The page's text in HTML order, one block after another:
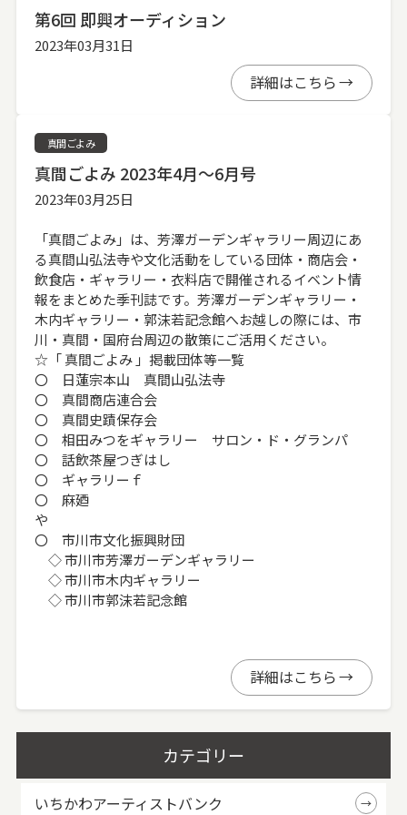
第6回 即興オーディション
2023年03月31日
詳細はこちら
真間ごよみ
真間ごよみ 2023年4月～6月号
2023年03月25日
「真間ごよみ」は、芳澤ガーデンギャラリー周辺にあ
る真間山弘法寺や文化活動をしている団体・商店会・
飲食店・ギャラリー・衣料店で開催されるイベント情
報をまとめた季刊誌です。芳澤ガーデンギャラリー・
木内ギャラリー・郭沫若記念館へお越しの際には、市
川・真間・国府台周辺の散策にご活用ください。
☆「 真間ごよみ 」掲載団体等一覧
〇 日蓮宗本山 真間山弘法寺
〇 真間商店連合会
〇 真間史蹟保存会
〇 相田みつをギャラリー サロン・ド・グランパ
〇 話飲茶屋つぎはし
〇 ギャラリーｆ
〇 麻廼
〇 市川市文化振興財団
◇ 市川市芳澤ガーデンギャラリー
◇ 市川市木内ギャラリー
◇ 市川市郭沫若記念館
詳細はこちら
カテゴリー
いちかわアーティストバンク